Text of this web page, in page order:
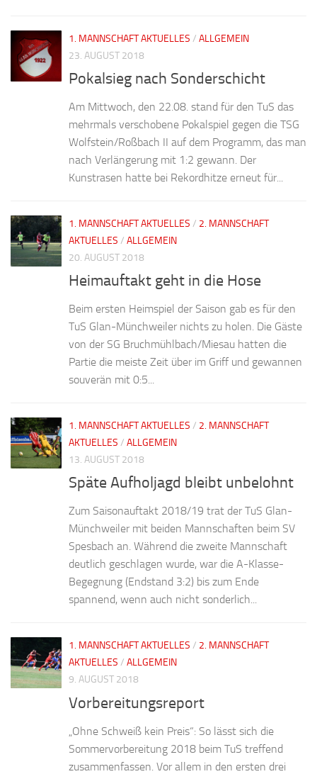
1. MANNSCHAFT AKTUELLES / ALLGEMEIN
23. AUGUST 2018
Pokalsieg nach Sonderschicht
Am Mittwoch, den 22.08. stand für den TuS das
mehrmals verschobene Pokalspiel gegen die TSG
Wolfstein/Roßbach II auf dem Programm, das man
nach Verlängerung mit 1:2 gewann. Der
Kunstrasen hatte bei Rekordhitze erneut für...
1. MANNSCHAFT AKTUELLES / 2. MANNSCHAFT
AKTUELLES / ALLGEMEIN
20. AUGUST 2018
Heimauftakt geht in die Hose
Beim ersten Heimspiel der Saison gab es für den
TuS Glan-Münchweiler nichts zu holen. Die Gäste
von der SG Bruchmühlbach/Miesau hatten die
Partie die meiste Zeit über im Griff und gewannen
souverän mit 0:5...
1. MANNSCHAFT AKTUELLES / 2. MANNSCHAFT
AKTUELLES / ALLGEMEIN
13. AUGUST 2018
Späte Aufholjagd bleibt unbelohnt
Zum Saisonauftakt 2018/19 trat der TuS Glan-
Münchweiler mit beiden Mannschaften beim SV
Spesbach an. Während die zweite Mannschaft
deutlich geschlagen wurde, war die A-Klasse-
Begegnung (Endstand 3:2) bis zum Ende
spannend, wenn auch nicht sonderlich...
1. MANNSCHAFT AKTUELLES / 2. MANNSCHAFT
AKTUELLES / ALLGEMEIN
9. AUGUST 2018
Vorbereitungsreport
„Ohne Schweiß kein Preis“: So lässt sich die
Sommervorbereitung 2018 beim TuS treffend
zusammenfassen. Vor allem in den ersten drei